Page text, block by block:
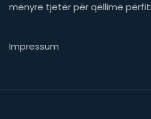
mënyre tjetër për qëllime
Impressum